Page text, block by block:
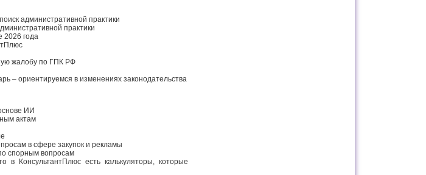
административной практики
практики
2026 года
жалобу по ГПК РФ
– ориентируемся в изменениях законодательства
ИИ
актам
в сфере закупок и рекламы
спорным вопросам
в КонсультантПлюс есть калькуляторы, которые